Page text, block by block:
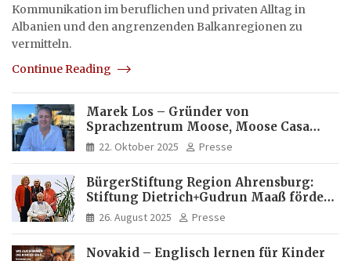
Kommunikation im beruflichen und privaten Alltag in
Albanien und den angrenzenden Balkanregionen zu
vermitteln.
Continue Reading
Marek Los – Gründer von
Sprachzentrum Moose, Moose Casa
Italia und Apartamento Brasil |
Internationaler Experte für Bildung
22. Oktober 2025 Presse
BürgerStiftung Region Ahrensburg:
Stiftung Dietrich+Gudrun Maaß fördert
Deutschkenntnisse von Frauen
26. August 2025 Presse
Novakid – Englisch lernen für Kinder